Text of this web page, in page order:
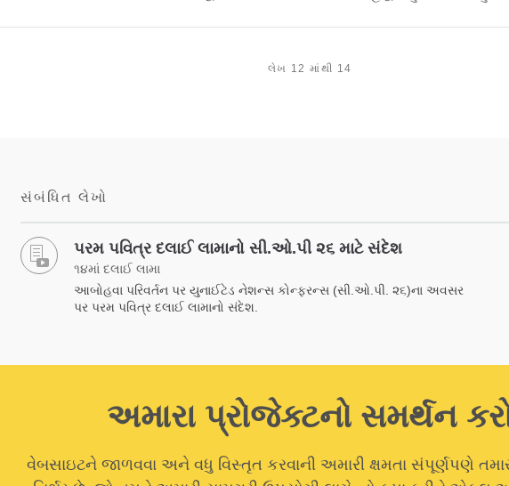
લેખ 12 માંથી 14
સંબંધિત લેખો
પરમ પવિત્ર દલાઈ લામાનો સી.ઓ.પી ૨૬ માટે સંદેશ
૧૪માં દલાઈ લામા
આબોહવા પરિવર્તન પર યુનાઈટેડ નેશન્સ કોન્ફરન્સ (સી.ઓ.પી. ૨૬)ના અવસર
પર પરમ પવિત્ર દલાઈ લામાનો સંદેશ.
અમારા પ્રોજેક્ટનો સમર્થન
વેબસાઇટને જાળવવા અને વધુ વિસ્તૃત કરવાની અમારી ક્ષમતા સંપૂર્ણપણે